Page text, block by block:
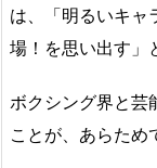
は、「明るいキャ
場！を思い出す」
ボクシング界と芸
ことが、あらため